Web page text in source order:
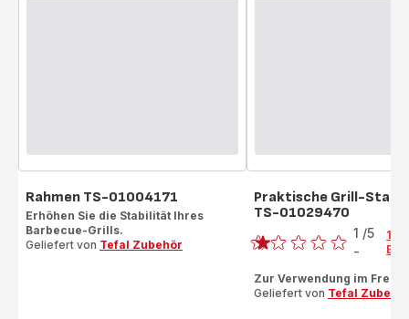
Rahmen TS-01004171
Erhöhen Sie die Stabilität Ihres
Barbecue-Grills.
Geliefert von Tefal Zubehör
Praktische Grill-
TS-01029470
Bewertung
mit
1
1 /5
-
1
Zur Verwendung im Freien
Geliefert von Tefal